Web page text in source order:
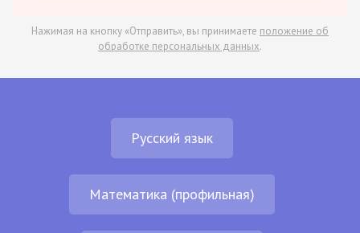
Нажимая на кнопку «Отправить», вы принимаете положение об
обработке персональных данных.
Русский язык
Математика (профильная)